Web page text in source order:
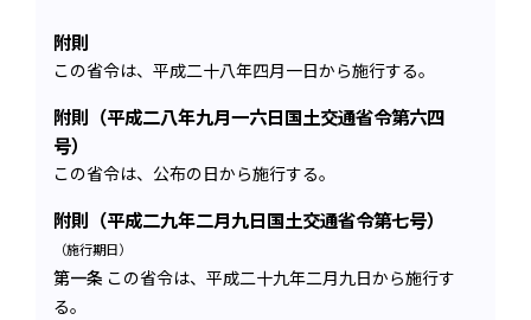
附則
この省令は、平成二十八年四月一日から施行する。
附則（平成二八年九月一六日国土交通省令第六四
号）
この省令は、公布の日から施行する。
附則（平成二九年二月九日国土交通省令第七号）
（施行期日）
第一条 この省令は、平成二十九年二月九日から施行す
る。